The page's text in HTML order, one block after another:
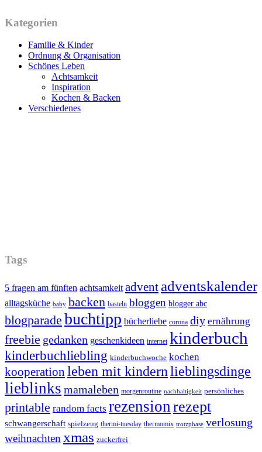
Kategorien
Familie & Kinder
Ordnung & Organisation
Schönes Leben
Achtsamkeit
Inspiration
Kochen & Backen
Verschiedenes
Tags
5 fragen am fünften achtsamkeit advent adventskalender
alltagsküche baby backen basteln bloggen blogger abc
blogparade buchtipp bücherliebe corona diy ernährung
freebie gedanken geschenkideen internet kinderbuch
kinderbuchliebling kinderbuchwoche kochen
kooperation leben mit kindernlieblingsdinge
lieblinks mamaleben morgenroutine nachhaltigkeit persönliches
printable random facts rezension rezept
schwangerschaft spielzeug thermi-tuesday thermomix trotzphase verlosung
weihnachten xmas zuckerfrei